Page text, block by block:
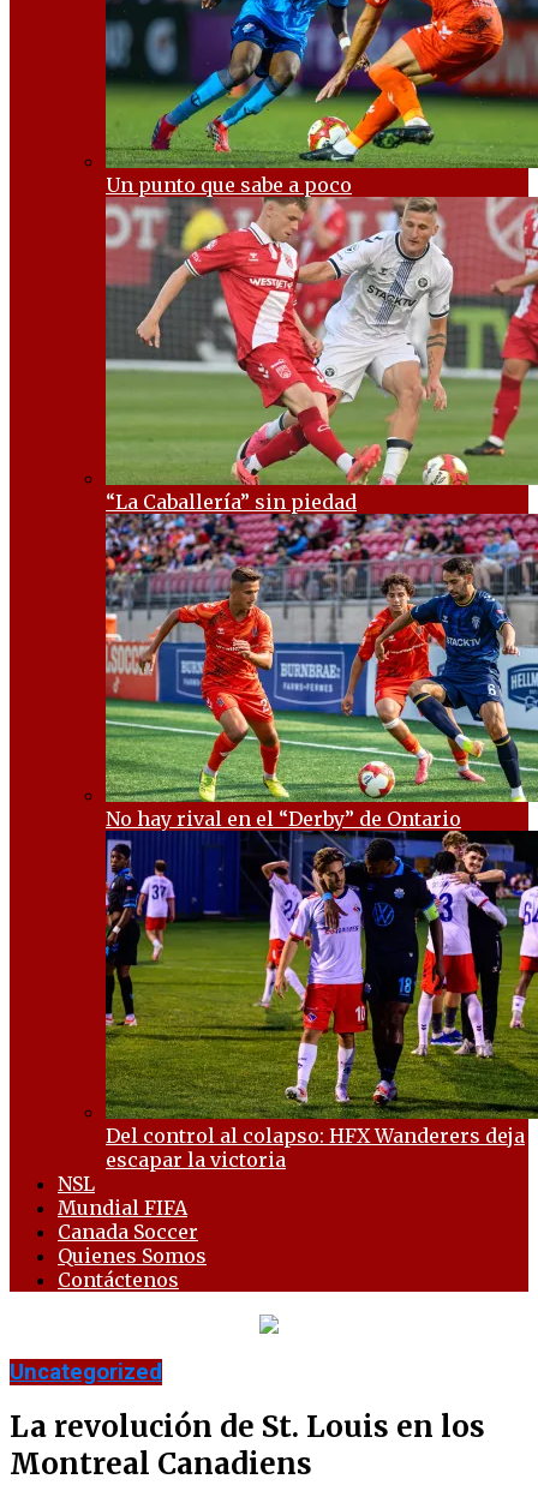
Un punto que sabe a poco
“La Caballería” sin piedad
No hay rival en el “Derby” de Ontario
Del control al colapso: HFX Wanderers deja
escapar la victoria
NSL
Mundial FIFA
Canada Soccer
Quienes Somos
Contáctenos
Uncategorized
La revolución de St. Louis en los
Montreal Canadiens